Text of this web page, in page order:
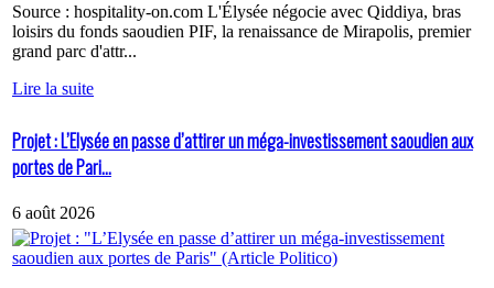
Source : hospitality-on.com L'Élysée négocie avec Qiddiya, bras
loisirs du fonds saoudien PIF, la renaissance de Mirapolis, premier
grand parc d'attr...
Lire la suite
Projet : L’Elysée en passe d’attirer un méga-investissement saoudien aux
portes de Pari...
6 août 2026